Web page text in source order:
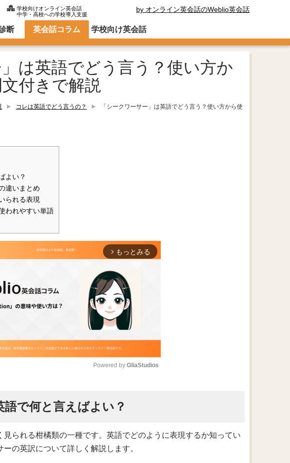
学校向けオンライン英会話
中学・高校への学校導入支援
by オンライン英会話のWeblio英会話
断 英会話コラム 学校向け英会話
」は英語でどう言う？使い方か
付きで解説
コレは英語でどう言うの？
「シークワーサー」は英語でどう言う？使い方から使
よい？
違いまとめ
られる表現
われやすい単語
arrow_forward_ios もっとみる
e
Powered by GliaStudios
語で何と言えばよい？
られる柑橘類の一種です。英語でどのように表現するか知ってい
の英訳について詳しく解説します。